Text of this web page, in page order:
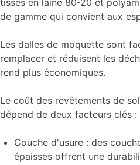
de gamme qui convient aux
Les dalles de moquette sont
remplacer et réduisent les
rend plus économiques.
Le coût des revêtements de
dépend de deux facteurs clés :
Couche d'usure : des
épaisses offrent une